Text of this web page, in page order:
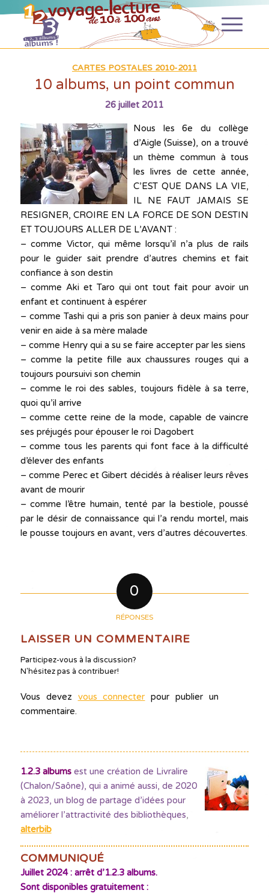
CARTES POSTALES 2010-2011
10 albums, un point commun
26 juillet 2011
Nous les 6e du collège
d’Aigle (Suisse), on a trouvé
un thème commun à tous
les livres de cette année,
C’EST QUE DANS LA VIE,
IL NE FAUT JAMAIS SE
RESIGNER, CROIRE EN LA FORCE DE SON DESTIN
ET TOUJOURS ALLER DE L’AVANT :
– comme Victor, qui même lorsqu’il n’a plus de rails
pour le guider sait prendre d’autres chemins et fait
confiance à son destin
– comme Aki et Taro qui ont tout fait pour avoir un
enfant et continuent à espérer
– comme Tashi qui a pris son panier à deux mains pour
venir en aide à sa mère malade
– comme Henry qui a su se faire accepter par les siens
– comme la petite fille aux chaussures rouges qui a
toujours poursuivi son chemin
– comme le roi des sables, toujours fidèle à sa terre,
quoi qu’il arrive
– comme cette reine de la mode, capable de vaincre
ses préjugés pour épouser le roi Dagobert
– comme tous les parents qui font face à la difficulté
d’élever des enfants
– comme Perec et Gibert décidés à réaliser leurs rêves
avant de mourir
– comme l’être humain, tenté par la bestiole, poussé
par le désir de connaissance qui l’a rendu mortel, mais
le pousse toujours en avant, vers d’autres découvertes.
0
RÉPONSES
LAISSER UN COMMENTAIRE
Participez-vous à la discussion?
N'hésitez pas à contribuer!
Vous devez vous connecter pour publier un
commentaire.
1.2.3 albumsest une création de Livralire
(Chalon/Saône), qui a animé aussi, de 2020
à 2023, un blog de partage d’idées pour
améliorer l’attractivité des bibliothèques,
alterbib
COMMUNIQUÉ
Juillet 2024 : arrêt d’1.2.3 albums.
Sont disponibles gratuitement :